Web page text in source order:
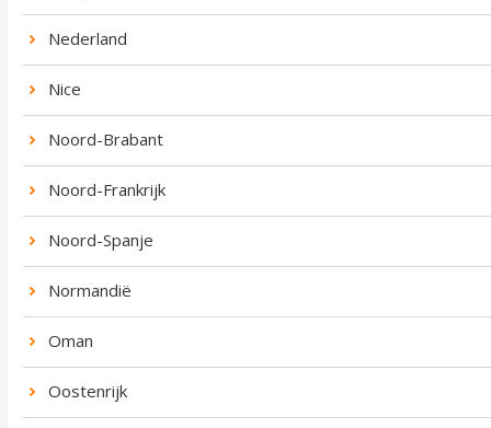
Nederland
Nice
Noord-Brabant
Noord-Frankrijk
Noord-Spanje
Normandië
Oman
Oostenrijk